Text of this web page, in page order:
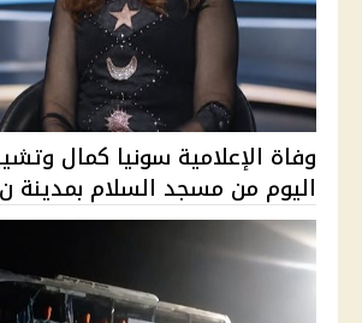
وفاة الإعلامية سونيا كمال
اليوم من مسجد السلام بمدينة